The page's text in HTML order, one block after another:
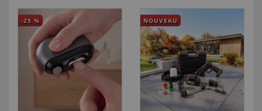
-25 % NOUVEAU